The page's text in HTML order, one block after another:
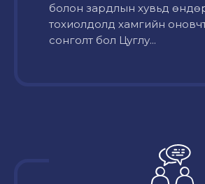
болон зардлын хувьд
тохиолдолд хамгийн
сонголт бол Цуглу...